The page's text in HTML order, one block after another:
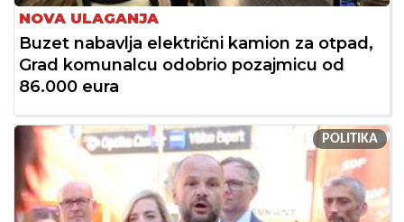
NOVA ULAGANJA
Buzet nabavlja električni kamion za otpad,
Grad komunalcu odobrio pozajmicu od
86.000 eura
POLITIKA